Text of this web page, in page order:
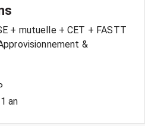
+ mutuelle + CET + FASTT
&
an